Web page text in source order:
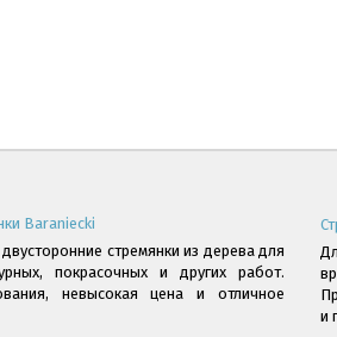
Baraniecki
стремянки из дерева для
покрасочных и других работ.
невысокая цена и отличное
и